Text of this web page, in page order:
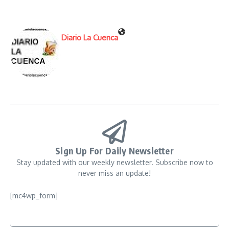
Diario La Cuenca
Sign Up For Daily Newsletter
Stay updated with our weekly newsletter. Subscribe now to
never miss an update!
[mc4wp_form]